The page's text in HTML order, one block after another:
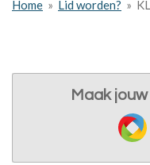
Home » Lid worden? »
Maak